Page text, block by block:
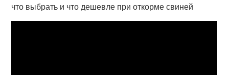
что выбрать и что дешевле при откорме свиней